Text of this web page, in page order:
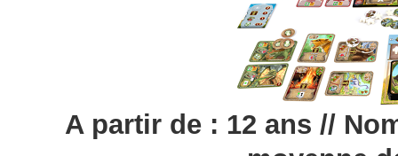
A partir de : 12 ans //